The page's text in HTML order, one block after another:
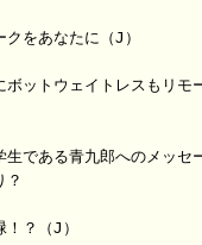
をあなたに（J）
ボットウェイトレスもリモ
生である青九郎へのメッセ
？
？（J）